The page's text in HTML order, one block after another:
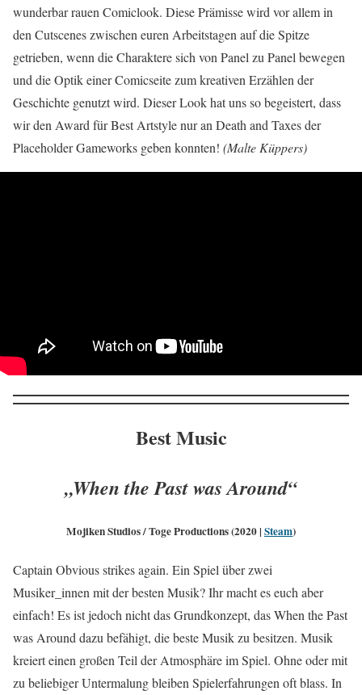
wunderbar rauen Comiclook. Diese Prämisse wird vor allem in
den Cutscenes zwischen euren Arbeitstagen auf die Spitze
getrieben, wenn die Charaktere sich von Panel zu Panel bewegen
und die Optik einer Comicseite zum kreativen Erzählen der
Geschichte genutzt wird. Dieser Look hat uns so begeistert, dass
wir den Award für Best Artstyle nur an Death and Taxes der
Placeholder Gameworks geben konnten! (Malte Küppers)
Best Music
„When the Past was Around“
Mojiken Studios / Toge Productions (2020 | Steam)
Captain Obvious strikes again. Ein Spiel über zwei
Musiker_innen mit der besten Musik? Ihr macht es euch aber
einfach! Es ist jedoch nicht das Grundkonzept, das When the Past
was Around dazu befähigt, die beste Musik zu besitzen. Musik
kreiert einen großen Teil der Atmosphäre im Spiel. Ohne oder mit
zu beliebiger Untermalung bleiben Spielerfahrungen oft blass. In